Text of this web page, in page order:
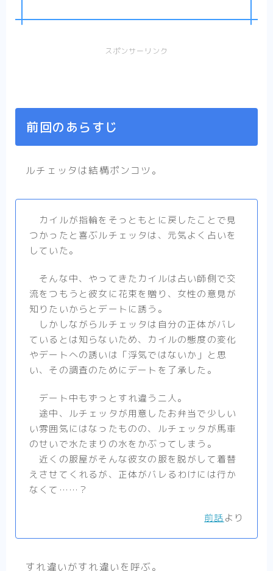
スポンサーリンク
前回のあらすじ
ルチェッタは結構ポンコツ。
カイルが指輪をそっともとに戻したことで見
つかったと喜ぶルチェッタは、元気よく占いを
していた。
そんな中、やってきたカイルは占い師側で交
流をつもうと彼女に花束を贈り、女性の意見が
知りたいからとデートに誘う。
しかしながらルチェッタは自分の正体がバレ
ているとは知らないため、カイルの態度の変化
やデートへの誘いは「浮気ではないか」と思
い、その調査のためにデートを了承した。
デート中もずっとすれ違う二人。
途中、ルチェッタが用意したお弁当で少しい
い雰囲気にはなったものの、ルチェッタが馬車
のせいで水たまりの水をかぶってしまう。
近くの服屋がそんな彼女の服を脱がして着替
えさせてくれるが、正体がバレるわけには行か
なくて……？
前話 より
すれ違いがすれ違いを呼ぶ。